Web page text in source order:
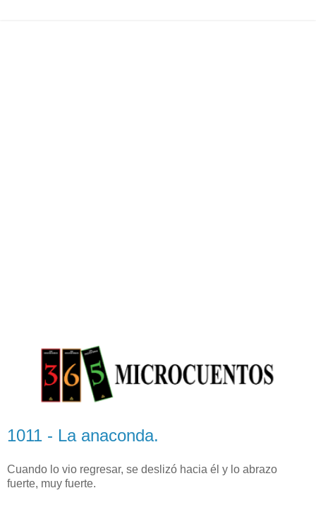
1011 - La anaconda.
Cuando lo vio regresar, se deslizó hacia él y lo abrazo
fuerte, muy fuerte.